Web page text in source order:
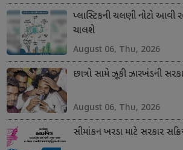
પ્લાસ્ટિકની ચલણી નોટો આવી
ચાલશે
August 06, Thu, 2026
છાત્રો સામે ઝૂકી ઝારખંડની
August 06, Thu, 2026
સીમાંકન ખરડા માટે સરકાર